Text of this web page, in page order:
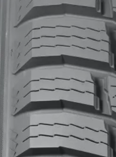
намерите гуми
15" 16"